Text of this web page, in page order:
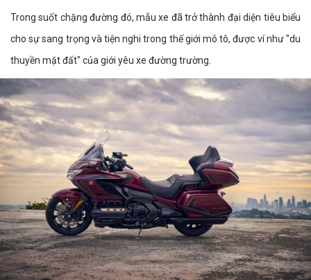
Trong suốt chặng đường đó, mẫu xe đã trở thành đại diện tiêu biểu
cho sự sang trọng và tiện nghi trong thế giới mô tô, được ví như "du
thuyền mặt đất" của giới yêu xe đường trường.